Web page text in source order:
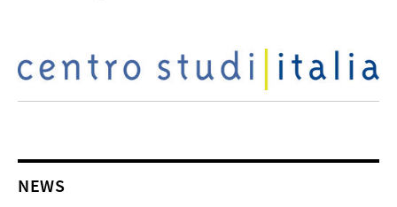
NEWS